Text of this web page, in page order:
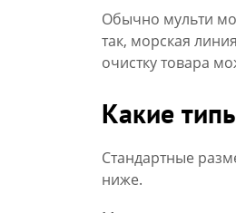
Обычно мульти
так, морская
очистку товара
Какие
Стандартные
ниже.